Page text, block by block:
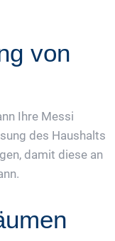
von
Ihre Messi
des Haushalts
damit diese an